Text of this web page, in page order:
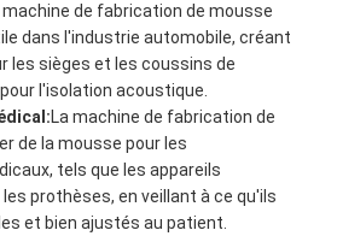
machine de fabrication de mousse
dans l'industrie automobile, créant
les sièges et les coussins de
l'isolation acoustique.
La machine de fabrication de
de la mousse pour les
tels que les appareils
prothèses, en veillant à ce qu'ils
et bien ajustés au patient.